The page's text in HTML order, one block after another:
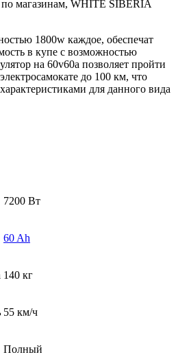
магазинам, WHITE SIBERIA
1800w каждое, обеспечат
в купе с возможностью
на 60v60a позволяет пройти
до 100 км, что
для данного вида
7200 Вт
60 Ah
140 кг
55 км/ч
Полный